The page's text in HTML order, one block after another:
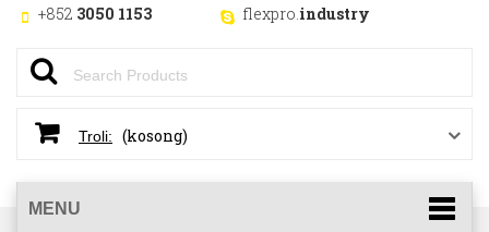
+852 3050 1153 flexpro.industry
Troli: (kosong)
MENU